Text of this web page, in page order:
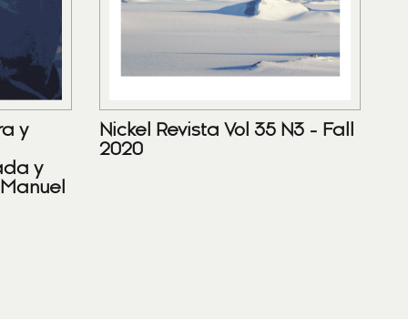
y
y
Nickel Revista Vol 35 N3 - Fall
2020